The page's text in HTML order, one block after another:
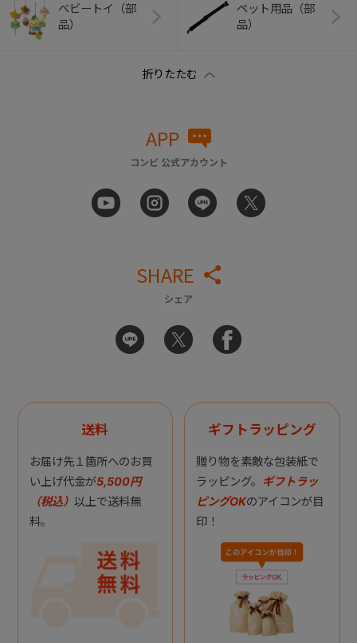
ベビートイ（部
品）
ペット用品（部
品）
APP
コンビ 公式アカウント
SHARE
シェア
送料
お届け先１箇所へのお買
い上げ代金が5,500円
（税込） 以上で送料無
料。
ギフトラッピング
贈り物を素敵な包装紙で
ラッピング。 ギフトラッ
ピングOKのアイコンが目
印！